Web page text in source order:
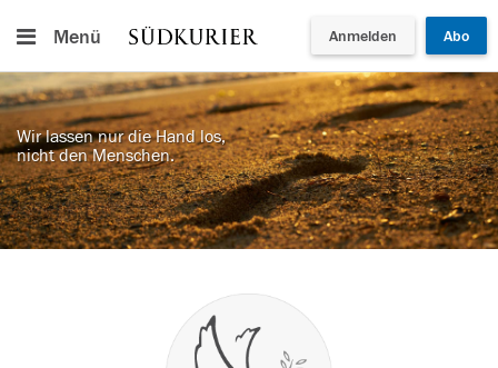
Menü Anmelden Abo
Wir lassen nur die Hand los,
nicht den Menschen.